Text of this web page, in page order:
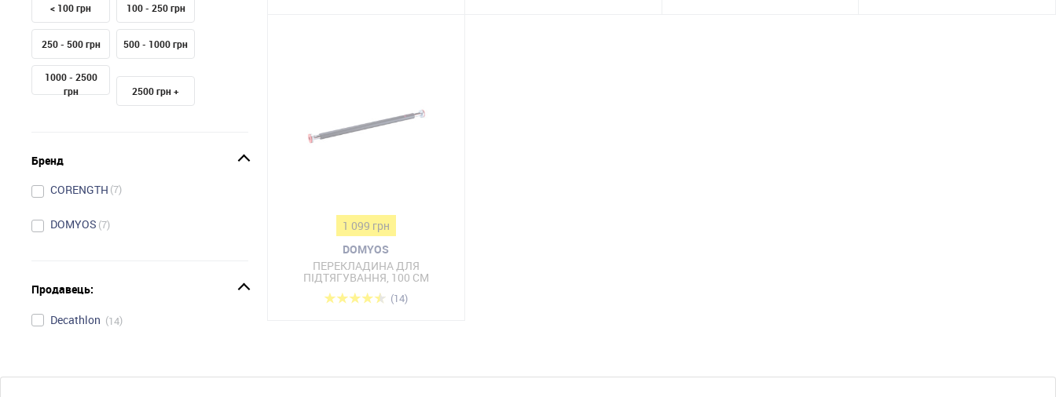
< 100 грн 100 - 250 грн
250 - 500 грн 500 - 1000 грн
1000 - 2500
грн
2500 грн +
Бренд
CORENGTH 7
DOMYOS 7
Продавець:
Decathlon 14
1 099 грн
DOMYOS
ПЕРЕКЛАДИНА ДЛЯ
ПІДТЯГУВАННЯ, 100 СМ
(14)